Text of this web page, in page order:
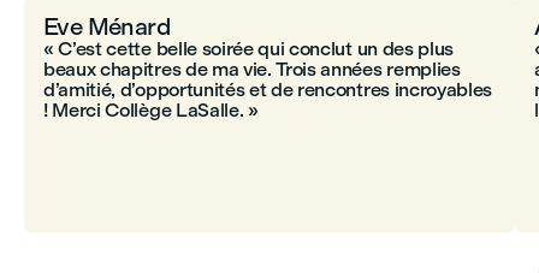
Eve Ménard
« C’est cette belle soirée qui conclut un des plus
beaux chapitres de ma vie. Trois années remplies
d’amitié, d’opportunités et de rencontres incroyables
! Merci Collège LaSalle. »